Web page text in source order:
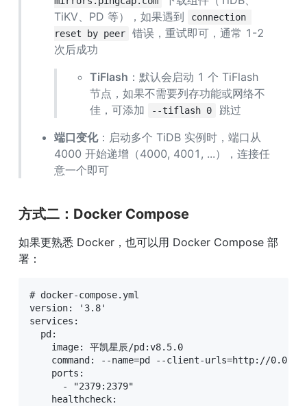
TiKV、PD 等），如果遇到
connection
reset by peer
错误，重试即可，通常 1-2
次后成功
TiFlash ：默认会启动 1 个 TiFlash
节点，如果不需要列存功能或网络不
佳，可添加
--tiflash 0
跳过
端口变化：启动多个 TiDB 实例时，端口从
4000 开始递增（4000, 4001, ...），连接任
意一个即可
方式二：Docker Compose
如果更熟悉 Docker，也可以用 Docker Compose 部
署：
# docker-compose.yml
version: '3.8'
services:
  pd:
    image: 平凯星辰/pd:v8.5.0
command: --name=pd --client-urls=http://
    ports:
      - "2379:2379"
    healthcheck: